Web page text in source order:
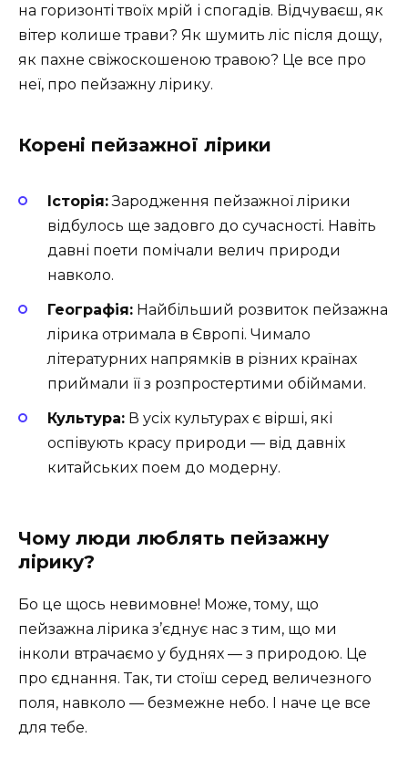
на горизонті твоїх мрій і спогадів. Відчуваєш, як
вітер колише трави? Як шумить ліс після дощу,
як пахне свіжоскошеною травою? Це все про
неї, про пейзажну лірику.
Корені пейзажної лірики
Історія:Зародження пейзажної лірики
відбулось ще задовго до сучасності. Навіть
давні поети помічали велич природи
навколо.
Географія: Найбільший розвиток пейзажна
лірика отримала в Європі. Чимало
літературних напрямків в різних країнах
приймали її з розпростертими обіймами.
Культура: В усіх культурах є вірші, які
оспівують красу природи — від давніх
китайських поем до модерну.
Чому люди люблять пейзажну
лірику?
Бо це щось невимовне! Може, тому, що
пейзажна лірика з’єднує нас з тим, що ми
інколи втрачаємо у буднях — з природою. Це
про єднання. Так, ти стоїш серед величезного
поля, навколо — безмежне небо. І наче це все
для тебе.